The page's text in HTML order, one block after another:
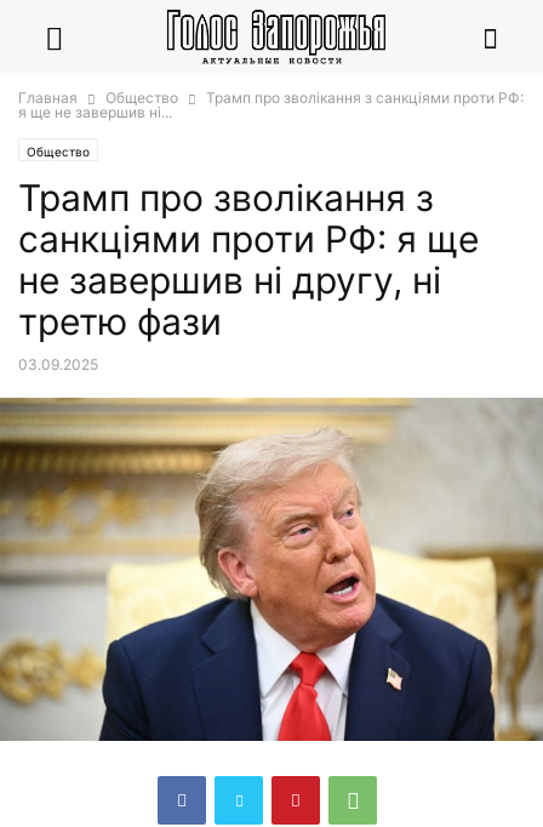
Главная Общество
Трамп про зволікання з санкціями проти РФ:
я ще не завершив ні...
Общество
Трамп про зволікання з
санкціями проти РФ: я ще
не завершив ні другу, ні
третю фази
03.09.2025